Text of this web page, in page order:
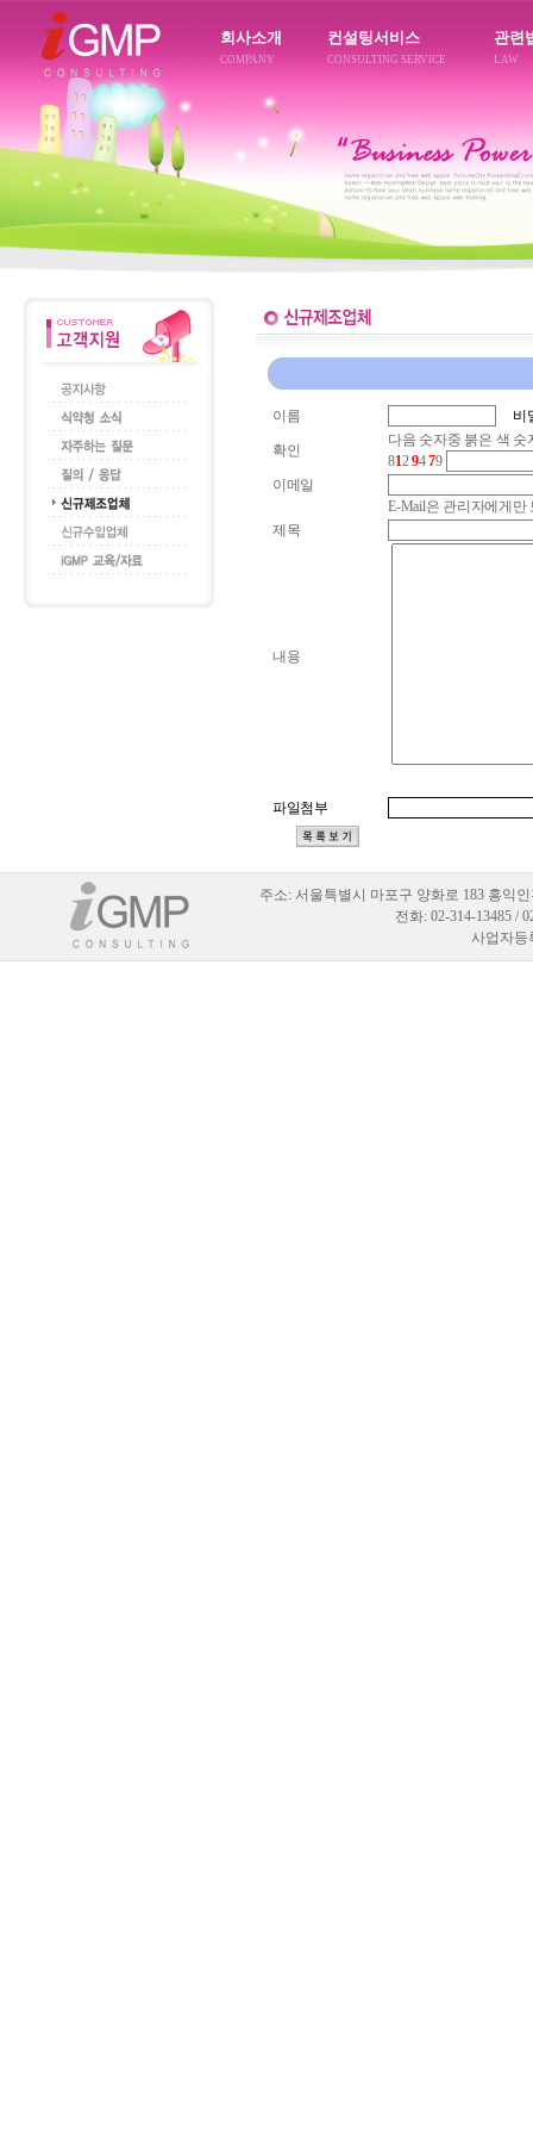
회사소개
COMPANY
컨설팅서비스
CONSULTING SERVICE
관련
LAW
이름 비
확인
다음 숫자중 붉은 색 숫
8129479
이메일
E-Mail은 관리자에게
제목
내용
파일첨부
주소: 서울특별시 마포구 양화로 183 홍익
전화: 02-314-13485 /
사업자등